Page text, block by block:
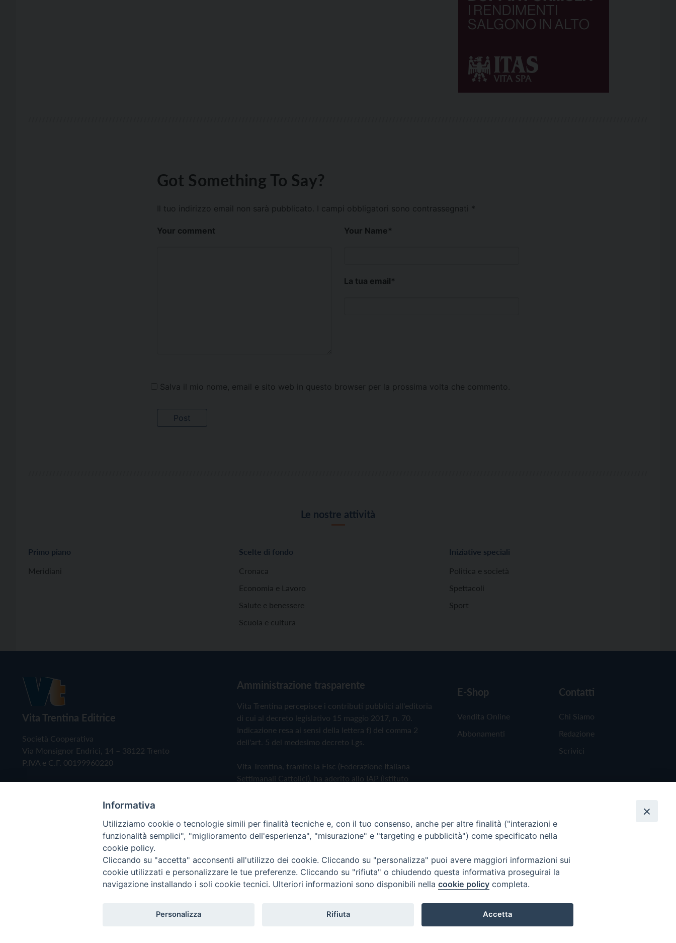
Got Something To Say?
Il tuo indirizzo email non sarà pubblicato. I campi obbligatori sono contrassegnati *
Your comment Your Name*
La tua email*
Salva il mio nome, email e sito web in questo browser per la prossima volta che commento.
Le nostre attività
Primo piano
Meridiani
Scelte di fondo
Cronaca
Economia e Lavoro
Salute e benessere
Scuola e cultura
Iniziative speciali
Politica e società
Spettacoli
Sport
Vita Trentina Editrice
Società Cooperativa
Via Monsignor Endrici, 14 – 38122 Trento
P.IVA e C.F. 00199960220
Amministrazione trasparente
Vita Trentina percepisce i contributi pubblici all'editoria
di cui al decreto legislativo 15 maggio 2017, n. 70.
Indicazione resa ai sensi della lettera f) del comma 2
dell'art. 5 del medesimo decreto Lgs.
Vita Trentina, tramite la Fisc (Federazione Italiana
Settimanali Cattolici), ha aderito allo IAP (Istituto
Privacy Policy Cookie Policy
E-Shop
Vendita Online
Abbonamenti
Contatti
Chi Siamo
Redazione
Scrivici
Copyright © 2019 - Tutti i diritti riservati - Vita Trentina Editrice
Informativa
Utilizziamo cookie o tecnologie simili per finalità tecniche e, con il tuo consenso, anche per altre finalità ("interazioni e
funzionalità semplici", "miglioramento dell'esperienza", "misurazione" e "targeting e pubblicità") come specificato nella
cookie policy.
Cliccando su "accetta" acconsenti all'utilizzo dei cookie. Cliccando su "personalizza" puoi avere maggiori informazioni sui
cookie utilizzati e personalizzare le tue preferenze. Cliccando su "rifiuta" o chiudendo questa informativa proseguirai la
navigazione installando i soli cookie tecnici. Ulteriori informazioni sono disponibili nella cookie policy completa.
Personalizza Rifiuta Accetta